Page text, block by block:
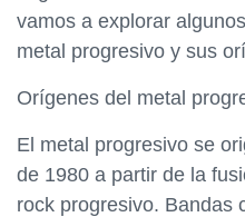
vamos a explorar
metal progresivo y sus
Orígenes del metal
El metal progresivo se
de 1980 a partir de la
rock progresivo. Bandas